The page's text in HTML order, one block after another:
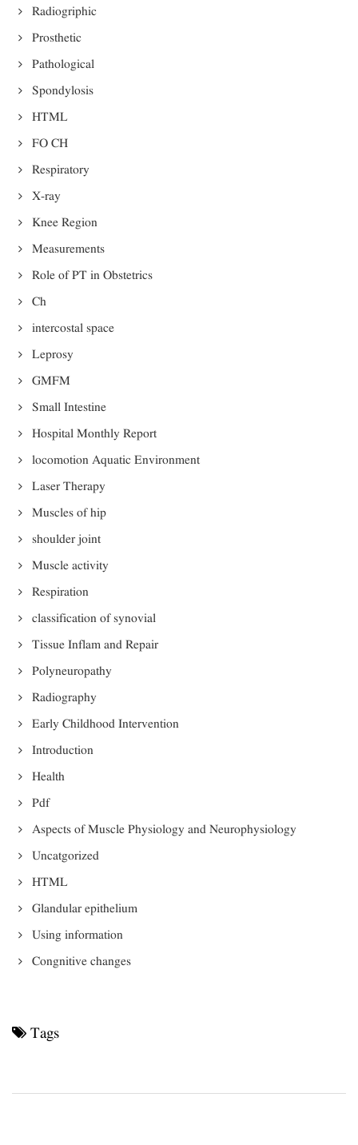
Radiogriphic
Prosthetic
Pathological
Spondylosis
HTML
FO CH
Respiratory
X-ray
Knee Region
Measurements
Role of PT in Obstetrics
Ch
intercostal space
Leprosy
GMFM
Small Intestine
Hospital Monthly Report
locomotion Aquatic Environment
Laser Therapy
Muscles of hip
shoulder joint
Muscle activity
Respiration
classification of synovial
Tissue Inflam and Repair
Polyneuropathy
Radiography
Early Childhood Intervention
Introduction
Health
Pdf
Aspects of Muscle Physiology and Neurophysiology
Uncatgorized
HTML
Glandular epithelium
Using information
Congnitive changes
Tags